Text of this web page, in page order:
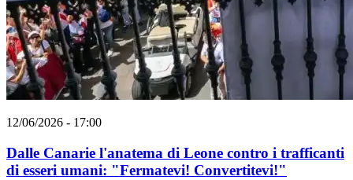
12/06/2026 - 17:00
Dalle Canarie l'anatema di Leone contro i trafficanti
di esseri umani: "Fermatevi! Convertitevi!"